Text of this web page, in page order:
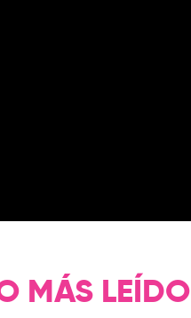
MÁS LEÍDO